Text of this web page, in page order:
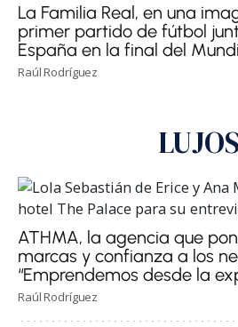
La Familia Real, en una
primer partido de fútbol
España en la final del
Raúl Rodríguez
LUJOS
ATHMA, la agencia que
marcas y confianza a los
“Emprendemos desde la
Raúl Rodríguez